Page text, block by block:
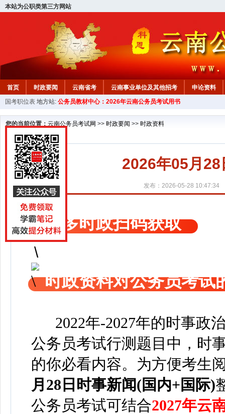
本站为公职类第三方网站
首页 时政要闻 云南省考 云南事业单位及其他招考
申论资料
国考职位表 地方站: 公务员教材中心：2026年云南公务员考试用书
您的当前位置： 云南公务员考试网 >> 时政要闻 >> 时政资料
2026年05月
发布：2026-05-28 10:47:34
更多时政扫码获取
时政资料对公务员考试
2022年-2027年的时事政
公务员考试行测题目中，时
的你必看内容。为方便考生
月28日 时事新闻(国内+国际)
公务员考试可结合2027年云